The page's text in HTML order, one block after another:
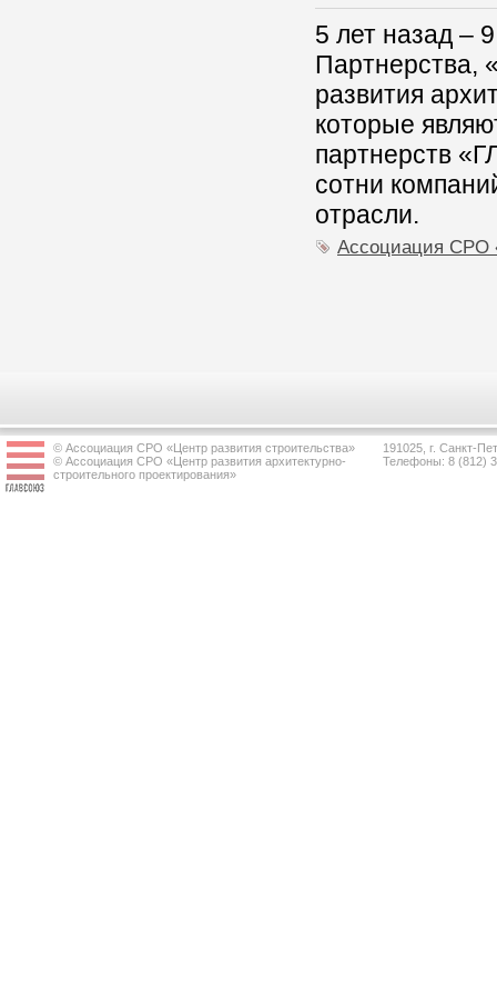
5 лет назад –
Партнерства,
развития
которые
партнерств
сотни
отрасли.
Ассоциация
© Ассоциация СРО «Центр развития строительства»
© Ассоциация СРО «Центр развития архитектурно-
строительного проектирования»
191025, г. Санкт-
Телефоны: 8 (812)